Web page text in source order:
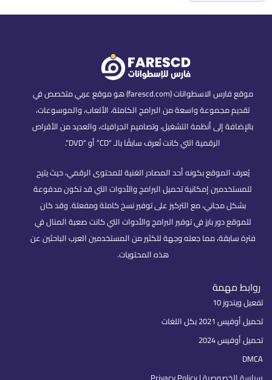
موقع فارس الاسطوانات (farescd.com) هو موقع عربي متخصص في
تقديم مجموعة واسعة من البرامج الكاملة، الألعاب، والموسوعات،
بالإضافة إلى أنظمة التشغيل، وتصاميم الجرافيك، والعديد من الأقراص
الرقمية التي كانت تُعرف سابقًا بالـ “CD” أو “DVD”.
يُعرف الموقع بكونه أحد المصادر الغنية للمحتوى الرقمي، حيث يتيح
للمستخدمين إمكانية تحميل البرامج والأدوات التي قد تكون مدفوعة
بشكل مجاني، مع التركيز على توفير نسخ كاملة ومفعلة. وقد كان
للموقع دور بارز في توفير البرامج والأدوات التي كانت صعبة المنال في
فترة سابقة، مما جعله وجهة للكثير من المستخدمين العرب الباحثين عن
هذه المحتويات.
روابط مهمة
تفعيل ويندوز 10
تحميل أوفيس 2021 بكل اللغات
تحميل أوفيس 2024
DMCA